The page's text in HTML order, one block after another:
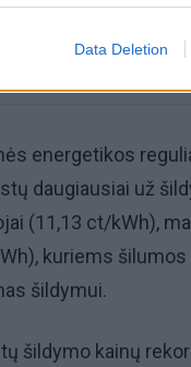
Data Deletion
Pelių ir žiurkių
energetikos
daugiausiai už
(11,13 ct/kWh),
kuriems
šildymui.
šildymo kainų